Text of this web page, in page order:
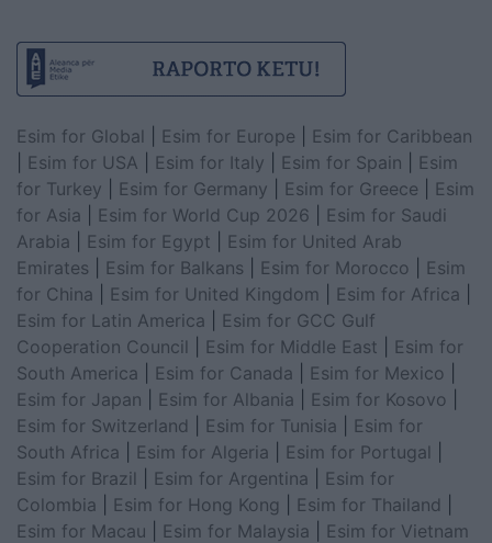
Esim for Global Esim for Europe
Esim for Caribbean
Esim for USA Esim for Italy Esim for Spain
Esim
for Turkey
Esim for Germany Esim for Greece
Esim
for Asia
Esim for World Cup 2026
Esim for Saudi
Arabia
Esim for Egypt
Esim for United Arab
Emirates
Esim for Balkans Esim for Morocco
Esim
for China
Esim for United Kingdom Esim for Africa
Esim for Latin America
Esim for GCC Gulf
Cooperation Council
Esim for Middle East
Esim for
South America
Esim for Canada Esim for Mexico
Esim for Japan
Esim for Albania Esim for Kosovo
Esim for Switzerland
Esim for Tunisia
Esim for
South Africa
Esim for Algeria Esim for Portugal
Esim for Brazil
Esim for Argentina
Esim for
Colombia
Esim for Hong Kong Esim for Thailand
Esim for Macau
Esim for Malaysia
Esim for Vietnam